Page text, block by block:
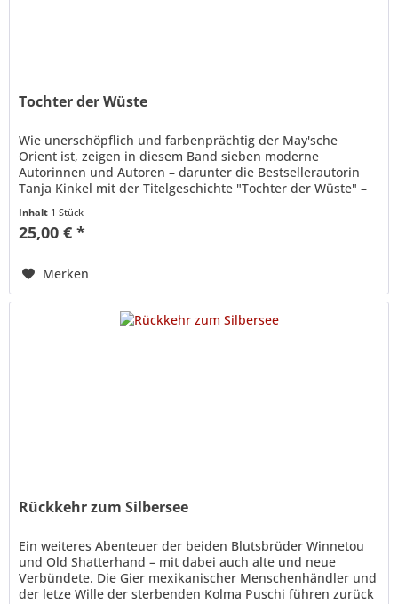
Tochter der Wüste
Wie unerschöpflich und farbenprächtig der May'sche
Orient ist, zeigen in diesem Band sieben moderne
Autorinnen und Autoren – darunter die Bestsellerautorin
Tanja Kinkel mit der Titelgeschichte "Tochter der Wüste" –
Inhalt 1 Stück
25,00 € *
Merken
Rückkehr zum Silbersee
Ein weiteres Abenteuer der beiden Blutsbrüder Winnetou
und Old Shatterhand – mit dabei auch alte und neue
Verbündete. Die Gier mexikanischer Menschenhändler und
der letze Wille der sterbenden Kolma Puschi führen zurück